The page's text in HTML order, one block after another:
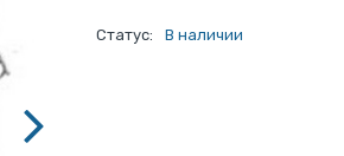
Статус: В наличии